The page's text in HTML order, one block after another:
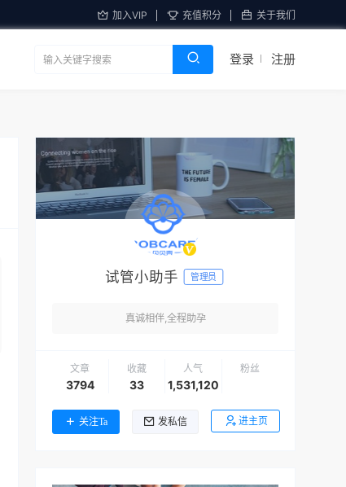
加入VIP 充值积分 关于我们
登录 注册
试管小助手 管理员
真诚相伴,全程助孕
文章
3794
收藏
33
人气
1,531,120
粉丝
关注Ta 发私信 进主页